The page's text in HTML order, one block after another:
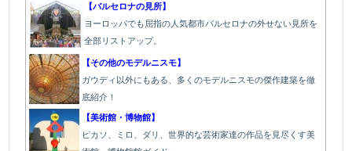
【バルセロナの見所】
ヨーロッパでも屈指の人気都市バルセロナの外せない見所を
全部リストアップ。
【その他のモデルニスモ】
ガウディ以外にもある、多くのモデルニスモの傑作建築を徹
底紹介！
【美術館・博物館】
ピカソ、ミロ、ダリ、世界的な芸術家達の作品を見尽くす美